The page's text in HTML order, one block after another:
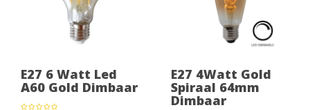
E27 6 Watt Led
A60 Gold Dimbaar
E27 4Watt Gold
Spiraal 64mm
Dimbaar